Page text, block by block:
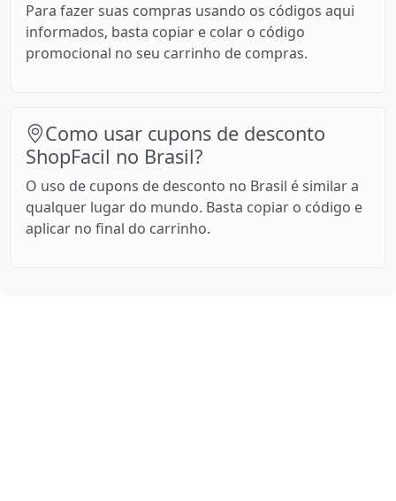
Para fazer suas compras usando os códigos aqui
informados, basta copiar e colar o código
promocional no seu carrinho de compras.
Como usar cupons de desconto
ShopFacil no Brasil?
O uso de cupons de desconto no Brasil é similar a
qualquer lugar do mundo. Basta copiar o código e
aplicar no final do carrinho.